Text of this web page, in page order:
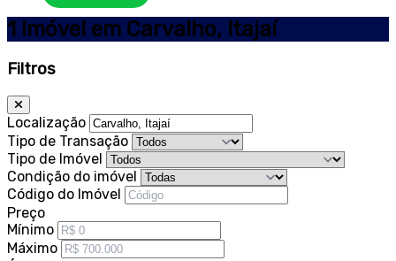
1 Imóvel em Carvalho, Itajaí
Filtros
Localização
Tipo de Transação
Tipo de Imóvel
Condição do imóvel
Código do Imóvel
Preço
Mínimo
Máximo